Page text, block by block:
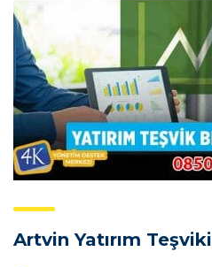
Artvin Yatırım Teşviki